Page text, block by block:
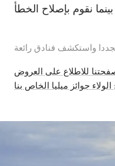
واستكشف فنادق رائعة
للاطلاع على العروض
جوائز ميليا الخاص بنا